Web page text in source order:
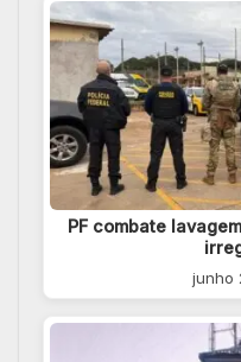
PF combate
junho